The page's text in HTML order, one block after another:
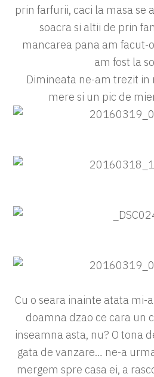
prin farfurii, caci la masa se
soacra si altii de prin
mancarea pana am facut-
am fost la
Dimineata ne-am trezit in
mere si un pic de
Cu o seara inainte atata mi-
doamna dzao ce cara un
inseamna asta, nu? O tona
gata de vanzare… ne-a
mergem spre casa ei, a